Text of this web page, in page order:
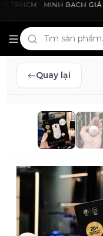
Cho2Tech và
· MINH BẠCH GIÁ ·
Quay lại